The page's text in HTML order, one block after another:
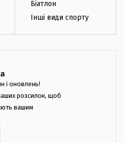
Біатлон
Інші види спорту
і оновлень!
розсилок, щоб
вашим